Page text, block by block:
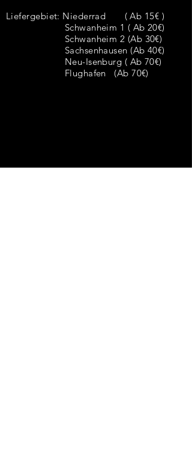
Liefergebiet: Niederrad ( Ab 15€ )
Schwanheim 1 ( Ab 20€)
Schwanheim 2 (Ab 30€)
Sachsenhausen (Ab 40€)
Neu-Isenburg ( Ab 70€)
Flughafen (Ab 70€)